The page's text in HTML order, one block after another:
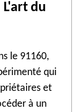
du
le 91160,
qui
et
à un